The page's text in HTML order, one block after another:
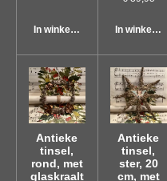
In winkelwagen In
Antieke
tinsel,
rond, met
glaskraalt
Antieke
tinsel,
ster, 20
cm, met